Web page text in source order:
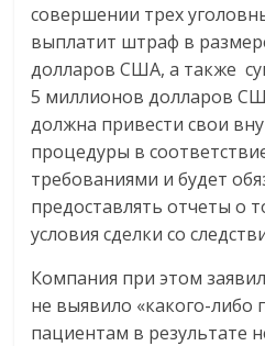
совершении трех
выплатит штраф в
долларов США, а также
5 миллионов долларов
должна привести свои
процедуры в
требованиями и будет
предоставлять отчеты о
условия сделки со
Компания при этом
не выявило «какого-либо
пациентам в результате